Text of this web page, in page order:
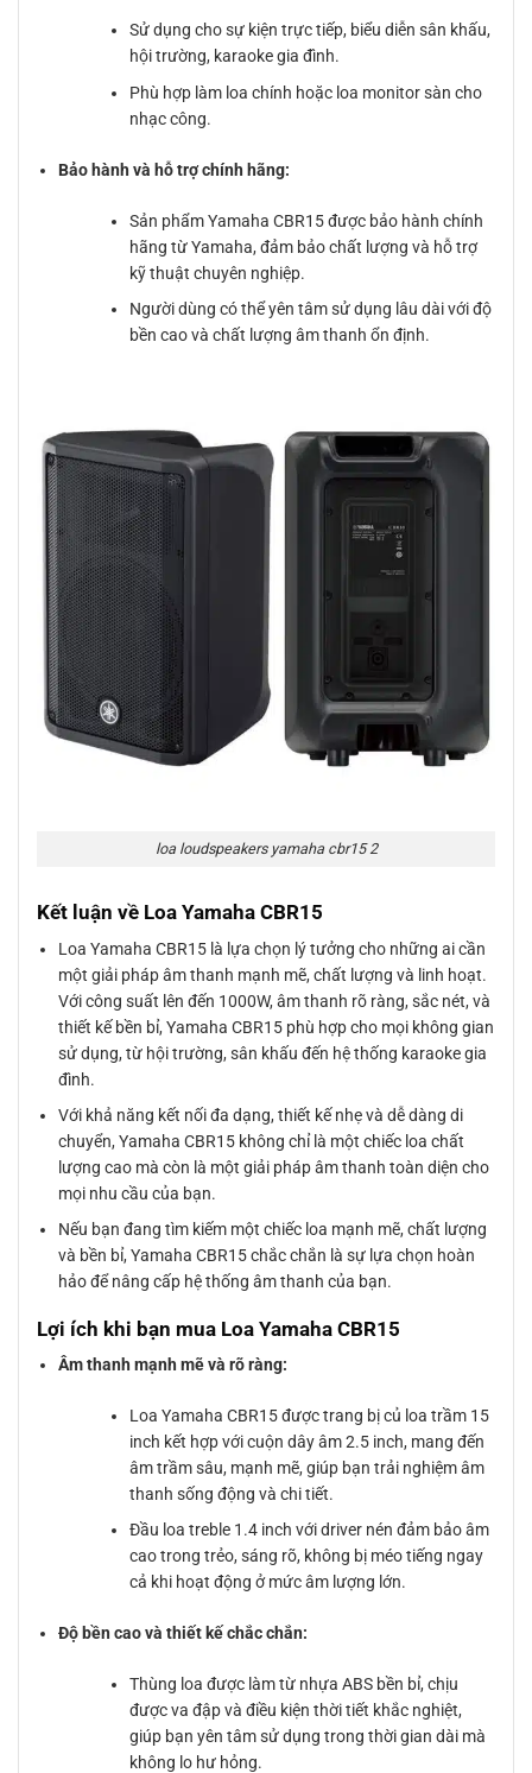
Sử dụng cho sự kiện trực tiếp, biểu diễn sân khấu,
hội trường, karaoke gia đình.
Phù hợp làm loa chính hoặc loa monitor sàn cho
nhạc công.
Bảo hành và hỗ trợ chính hãng:
Sản phẩm Yamaha CBR15 được bảo hành chính
hãng từ Yamaha, đảm bảo chất lượng và hỗ trợ
kỹ thuật chuyên nghiệp.
Người dùng có thể yên tâm sử dụng lâu dài với độ
bền cao và chất lượng âm thanh ổn định.
loa loudspeakers yamaha cbr15 2
Kết luận về Loa Yamaha CBR15
Loa Yamaha CBR15 là lựa chọn lý tưởng cho những ai cần
một giải pháp âm thanh mạnh mẽ, chất lượng và linh hoạt.
Với công suất lên đến 1000W, âm thanh rõ ràng, sắc nét, và
thiết kế bền bỉ, Yamaha CBR15 phù hợp cho mọi không gian
sử dụng, từ hội trường, sân khấu đến hệ thống karaoke gia
đình.
Với khả năng kết nối đa dạng, thiết kế nhẹ và dễ dàng di
chuyển, Yamaha CBR15 không chỉ là một chiếc loa chất
lượng cao mà còn là một giải pháp âm thanh toàn diện cho
mọi nhu cầu của bạn.
Nếu bạn đang tìm kiếm một chiếc loa mạnh mẽ, chất lượng
và bền bỉ, Yamaha CBR15 chắc chắn là sự lựa chọn hoàn
hảo để nâng cấp hệ thống âm thanh của bạn.
Lợi ích khi bạn mua Loa Yamaha CBR15
Âm thanh mạnh mẽ và rõ ràng:
Loa Yamaha CBR15 được trang bị củ loa trầm 15
inch kết hợp với cuộn dây âm 2.5 inch, mang đến
âm trầm sâu, mạnh mẽ, giúp bạn trải nghiệm âm
thanh sống động và chi tiết.
Đầu loa treble 1.4 inch với driver nén đảm bảo âm
cao trong trẻo, sáng rõ, không bị méo tiếng ngay
cả khi hoạt động ở mức âm lượng lớn.
Độ bền cao và thiết kế chắc chắn:
Thùng loa được làm từ nhựa ABS bền bỉ, chịu
được va đập và điều kiện thời tiết khắc nghiệt,
giúp bạn yên tâm sử dụng trong thời gian dài mà
không lo hư hỏng.